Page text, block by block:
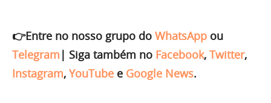
👉Entre no nosso grupo do WhatsApp ou
Telegram | Siga também no Facebook, Twitter,
Instagram, YouTube e Google News.